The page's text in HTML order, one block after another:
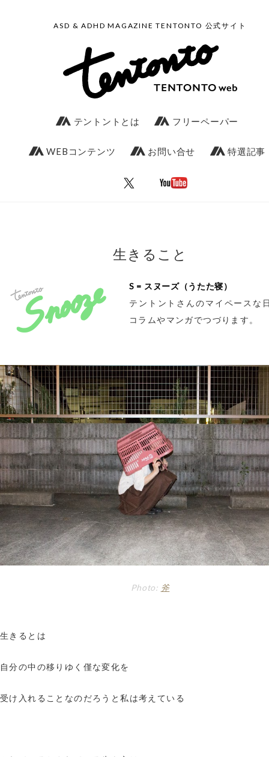
ASD & ADHD MAGAZINE TENTONTO 公式サイト
テントントとは フリーペーパー
WEBコンテンツ お問い合せ 特選記事
生きること
S = スヌーズ（うたた寝）
テントントさんのマイペースな
コラムやマンガでつづります。
Photo: 斧
生きるとは
自分の中の移りゆく僅な変化を
受け入れることなのだろうと私は考えている